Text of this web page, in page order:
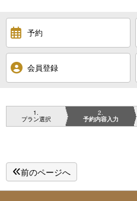
予約
会員登録
1
プラン選択
2
予約内容入力
前のページへ